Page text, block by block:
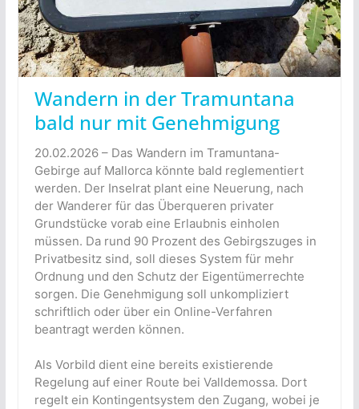
Wandern in der Tramuntana
bald nur mit Genehmigung
20.02.2026 – Das Wandern im Tramuntana-
Gebirge auf Mallorca könnte bald reglementiert
werden. Der Inselrat plant eine Neuerung, nach
der Wanderer für das Überqueren privater
Grundstücke vorab eine Erlaubnis einholen
müssen. Da rund 90 Prozent des Gebirgszuges in
Privatbesitz sind, soll dieses System für mehr
Ordnung und den Schutz der Eigentümerrechte
sorgen. Die Genehmigung soll unkompliziert
schriftlich oder über ein Online-Verfahren
beantragt werden können.
Als Vorbild dient eine bereits existierende
Regelung auf einer Route bei Valldemossa. Dort
regelt ein Kontingentsystem den Zugang, wobei je